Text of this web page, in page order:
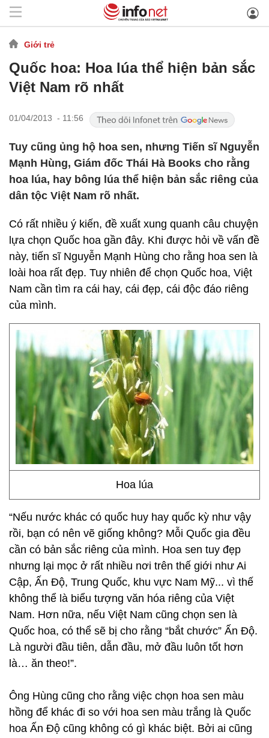
Giới trẻ
Quốc hoa: Hoa lúa thể hiện bản sắc
Việt Nam rõ nhất
01/04/2013 - 11:56
Tuy cũng ủng hộ hoa sen, nhưng Tiến sĩ Nguyễn
Mạnh Hùng, Giám đốc Thái Hà Books cho rằng
hoa lúa, hay bông lúa thể hiện bản sắc riêng của
dân tộc Việt Nam rõ nhất.
Có rất nhiều ý kiến, đề xuất xung quanh câu chuyện
lựa chọn Quốc hoa gần đây. Khi được hỏi về vấn đề
này, tiến sĩ Nguyễn Mạnh Hùng cho rằng hoa sen là
loài hoa rất đẹp. Tuy nhiên để chọn Quốc hoa, Việt
Nam cần tìm ra cái hay, cái đẹp, cái độc đáo riêng
của mình.
Hoa lúa
“Nếu nước khác có quốc huy hay quốc kỳ như vậy
rồi, bạn có nên vẽ giống không? Mỗi Quốc gia đều
cần có bản sắc riêng của mình. Hoa sen tuy đẹp
nhưng lại mọc ở rất nhiều nơi trên thế giới như Ai
Cập, Ấn Độ, Trung Quốc, khu vực Nam Mỹ... vì thế
không thể là biểu tượng văn hóa riêng của Việt
Nam. Hơn nữa, nếu Việt Nam cũng chọn sen là
Quốc hoa, có thể sẽ bị cho rằng “bắt chước” Ấn Độ.
Là người đầu tiên, dẫn đầu, mở đầu luôn tốt hơn
là… ăn theo!”.
Ông Hùng cũng cho rằng việc chọn hoa sen màu
hồng để khác đi so với hoa sen màu trắng là Quốc
hoa Ấn Độ cũng không có gì khác biệt. Bởi ai cũng